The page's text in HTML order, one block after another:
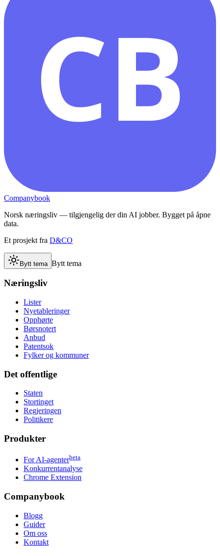
CB
Companybook
Norsk næringsliv — tilgjengelig der din AI jobber. Bygget på åpne
data.
Et prosjekt fra D&CO
Bytt tema Bytt tema
Næringsliv
Lister
Nyetableringer
Opphørte
Børsnotert
Anbud
Patentsok
Fylker og kommuner
Det offentlige
Staten
Stortinget
Regjeringen
Politikere
Produkter
For AI-agenterbeta
Konkurrentanalyse
Chrome Extension
Companybook
Blogg
Guider
Om oss
Kontakt